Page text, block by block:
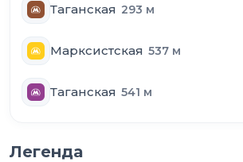
Таганская 293 м
Марксистская 537 м
Таганская 541 м
Легенда